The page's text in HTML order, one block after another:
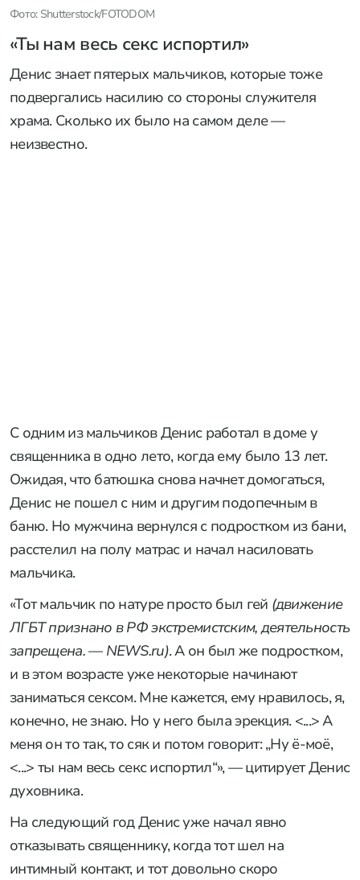
Фото: Shutterstock/FOTODOM
«Ты нам весь секс испортил»
Денис знает пятерых мальчиков, которые тоже
подвергались насилию со стороны служителя
храма. Сколько их было на самом деле —
неизвестно.
С одним из мальчиков Денис работал в доме у
священника в одно лето, когда ему было 13 лет.
Ожидая, что батюшка снова начнет домогаться,
Денис не пошел с ним и другим подопечным в
баню. Но мужчина вернулся с подростком из бани,
расстелил на полу матрас и начал насиловать
мальчика.
«Тот мальчик по натуре просто был гей (движение
ЛГБТ признано в РФ экстремистским, деятельность
запрещена.—NEWS.ru). А он был же подростком,
и в этом возрасте уже некоторые начинают
заниматься сексом. Мне кажется, ему нравилось, я,
конечно, не знаю. Но у него была эрекция. <...> А
меня он то так, то сяк и потом говорит: „Ну ё-моё,
<...> ты нам весь секс испортил“», — цитирует Денис
духовника.
На следующий год Денис уже начал явно
отказывать священнику, когда тот шел на
интимный контакт, и тот довольно скоро